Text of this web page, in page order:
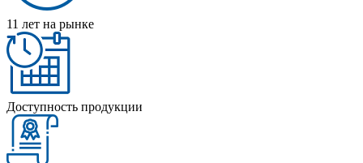
11 лет на рынке
Доступность продукции